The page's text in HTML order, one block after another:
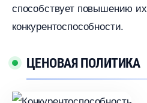
способствует повышению их
конкурентоспособности.​
ЦЕНОВАЯ ПОЛИТИКА